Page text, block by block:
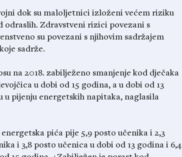
dok su maloljetnici izloženi većem riziku
odraslih. Zdravstveni rizici povezani s
su povezani s njihovim sadržajem
sadrže.
na 2018. zabilježeno smanjenje kod dječaka
u dobi od 15 godina, a u dobi od 13
u pijenju energetskih napitaka, naglasila
pića pije 5,9 posto učenika i 2,3
i 3,8 posto učenica u dobi od 13 godina i 6,4